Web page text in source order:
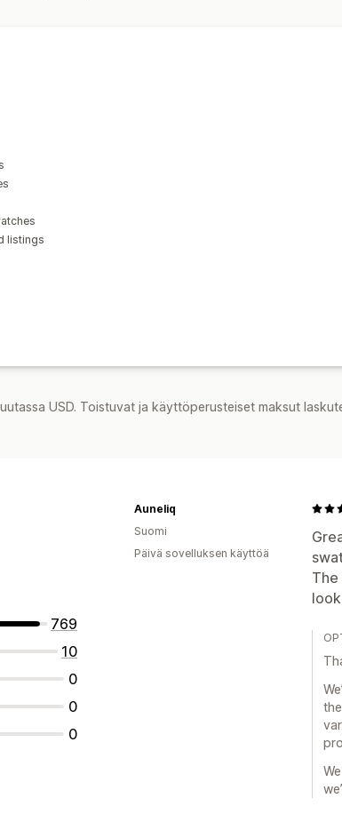
listings
USD. Toistuvat ja käyttöperusteiset maksut
769
10
0
0
0
The
Auneliq
Suomi
Päivä sovelluksen käyttöä